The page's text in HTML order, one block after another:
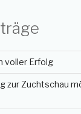
voller Erfolg
zur Zuchtschau